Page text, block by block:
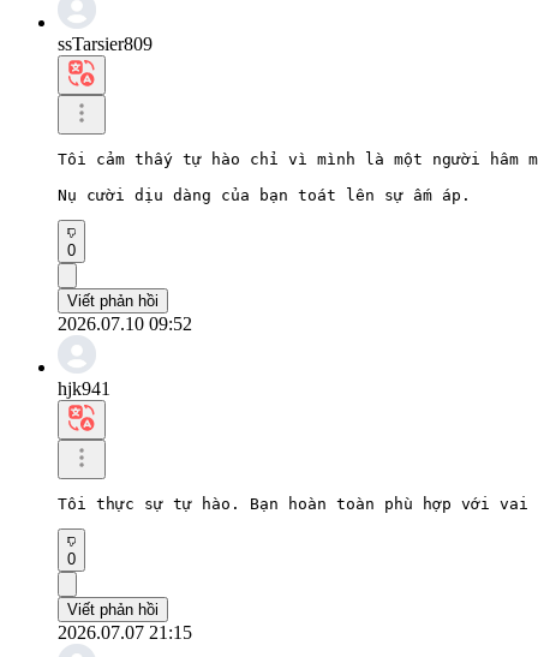
ssTarsier809
Tôi cảm thấy tự hào chỉ vì mình là một người hâm
Nụ cười dịu dàng của bạn toát lên sự ấm áp.
0
Viết phản hồi
2026.07.10 09:52
hjk941
Tôi thực sự tự hào. Bạn hoàn toàn phù hợp với
0
Viết phản hồi
2026.07.07 21:15